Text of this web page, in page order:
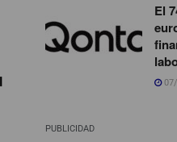
El
PUBLICIDAD